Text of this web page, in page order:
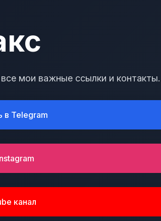
мои важные ссылки и контакты.
в Telegram
канал